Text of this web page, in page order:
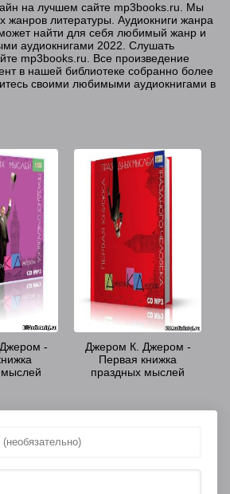
на лучшем сайте mp3books.ru. Мы
жанров литературы. Аудиокниги жанра
найти для себя любимый жанр и
аудиокнигами 2022. Слушать
mp3books.ru. Все произведение
в нашей библиотеке собранно более
своими любимыми аудиокнигами в
-
Джером К. Джером -
Первая книжка
праздных мыслей